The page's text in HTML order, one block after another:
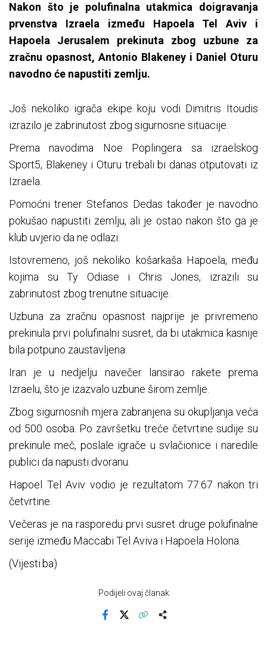
Nakon što je polufinalna utakmica doigravanja
prvenstva Izraela između Hapoela Tel Aviv i
Hapoela Jerusalem prekinuta zbog uzbune za
zračnu opasnost, Antonio Blakeney i Daniel Oturu
navodno će napustiti zemlju.
Još nekoliko igrača ekipe koju vodi Dimitris Itoudis
izrazilo je zabrinutost zbog sigurnosne situacije.
Prema navodima Noe Poplingera sa izraelskog
Sport5, Blakeney i Oturu trebali bi danas otputovati iz
Izraela.
Pomoćni trener Stefanos Dedas također je navodno
pokušao napustiti zemlju, ali je ostao nakon što ga je
klub uvjerio da ne odlazi.
Istovremeno, još nekoliko košarkaša Hapoela, među
kojima su Ty Odiase i Chris Jones, izrazili su
zabrinutost zbog trenutne situacije.
Uzbuna za zračnu opasnost najprije je privremeno
prekinula prvi polufinalni susret, da bi utakmica kasnije
bila potpuno zaustavljena.
Iran je u nedjelju navečer lansirao rakete prema
Izraelu, što je izazvalo uzbune širom zemlje.
Zbog sigurnosnih mjera zabranjena su okupljanja veća
od 500 osoba. Po završetku treće četvrtine sudije su
prekinule meč, poslale igrače u svlačionice i naredile
publici da napusti dvoranu.
Hapoel Tel Aviv vodio je rezultatom 77:67 nakon tri
četvrtine.
Večeras je na rasporedu prvi susret druge polufinalne
serije između Maccabi Tel Aviva i Hapoela Holona.
(Vijesti.ba)
Podijeli ovaj članak